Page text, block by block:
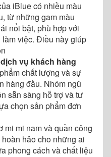
iBlue có nhiều màu
từ những gam màu
nổi bật, phù hợp với
làm việc. Điều này giúp
vụ khách hàng
chất lượng và sự
hàng đầu. Nhóm ngũ
sẵn sàng hỗ trợ và tư
chọn sản phẩm đơn
mi mi nam và quần công
hảo cho những ai
phong cách và chất liệu